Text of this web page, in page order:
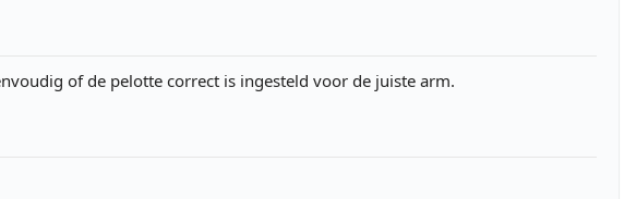
of de pelotte correct is ingesteld voor de juiste arm.